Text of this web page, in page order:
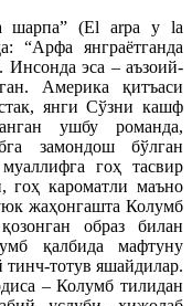
шарпа” (Еl аrра у la
“Арфа янграётганда
Инсонда эса – аъзоий-
Америка қитъаси
янги Сўзни кашф
ушбу романда,
замондош бўлган
гоҳ тасвир
гоҳ кароматли маъно
жаҳонгашта Колумб
образ билан
қалбида мафтуну
тотув яшайдилар.
– Колумб тилидан